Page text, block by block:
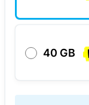
40 GB